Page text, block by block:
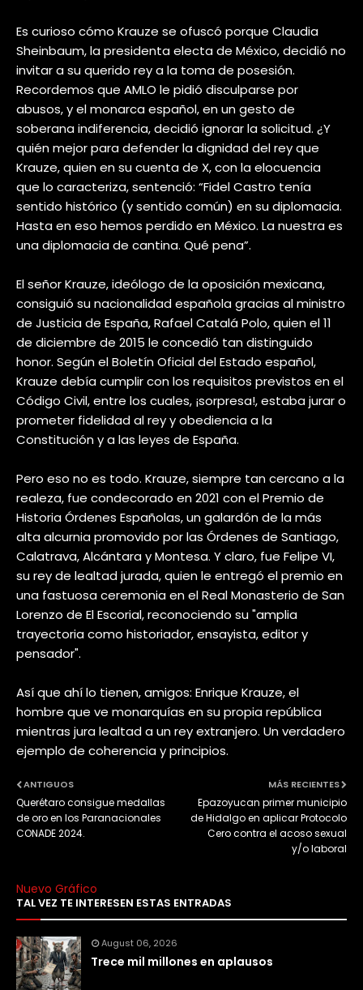
Es curioso cómo Krauze se ofuscó porque Claudia
Sheinbaum, la presidenta electa de México, decidió no
invitar a su querido rey a la toma de posesión.
Recordemos que AMLO le pidió disculparse por
abusos, y el monarca español, en un gesto de
soberana indiferencia, decidió ignorar la solicitud. ¿Y
quién mejor para defender la dignidad del rey que
Krauze, quien en su cuenta de X, con la elocuencia
que lo caracteriza, sentenció: “Fidel Castro tenía
sentido histórico (y sentido común) en su diplomacia.
Hasta en eso hemos perdido en México. La nuestra es
una diplomacia de cantina. Qué pena”.
El señor Krauze, ideólogo de la oposición mexicana,
consiguió su nacionalidad española gracias al ministro
de Justicia de España, Rafael Catalá Polo, quien el 11
de diciembre de 2015 le concedió tan distinguido
honor. Según el Boletín Oficial del Estado español,
Krauze debía cumplir con los requisitos previstos en el
Código Civil, entre los cuales, ¡sorpresa!, estaba jurar o
prometer fidelidad al rey y obediencia a la
Constitución y a las leyes de España.
Pero eso no es todo. Krauze, siempre tan cercano a la
realeza, fue condecorado en 2021 con el Premio de
Historia Órdenes Españolas, un galardón de la más
alta alcurnia promovido por las Órdenes de Santiago,
Calatrava, Alcántara y Montesa. Y claro, fue Felipe VI,
su rey de lealtad jurada, quien le entregó el premio en
una fastuosa ceremonia en el Real Monasterio de San
Lorenzo de El Escorial, reconociendo su "amplia
trayectoria como historiador, ensayista, editor y
pensador".
Así que ahí lo tienen, amigos: Enrique Krauze, el
hombre que ve monarquías en su propia república
mientras jura lealtad a un rey extranjero. Un verdadero
ejemplo de coherencia y principios.
MÁS RECIENTES
Epazoyucan primer municipio
de Hidalgo en aplicar Protocolo
Cero contra el acoso sexual
y/o laboral
ANTIGUOS
Querétaro consigue medallas
de oro en los Paranacionales
CONADE 2024.
Nuevo Gráfico
TAL VEZ TE INTERESEN ESTAS ENTRADAS
August 06, 2026
Trece mil millones en aplausos